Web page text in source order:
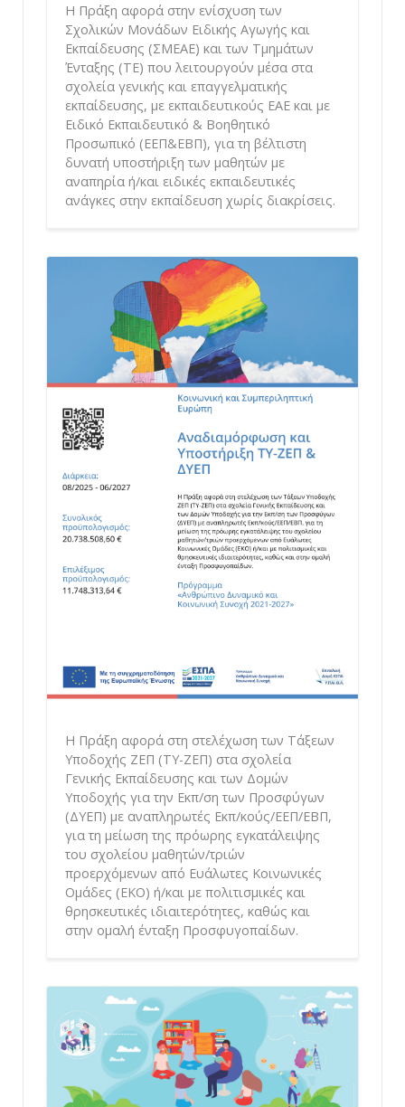
Η Πράξη αφορά στην ενίσχυση των
Σχολικών Μονάδων Ειδικής Αγωγής και
Εκπαίδευσης (ΣΜΕΑΕ) και των Τμημάτων
Ένταξης (ΤΕ) που λειτουργούν μέσα στα
σχολεία γενικής και επαγγελματικής
εκπαίδευσης, με εκπαιδευτικούς ΕΑΕ και με
Ειδικό Εκπαιδευτικό & Βοηθητικό
Προσωπικό (ΕΕΠ&ΕΒΠ), για τη βέλτιστη
δυνατή υποστήριξη των μαθητών με
αναπηρία ή/και ειδικές εκπαιδευτικές
ανάγκες στην εκπαίδευση χωρίς διακρίσεις.
Η Πράξη αφορά στη στελέχωση των Τάξεων
Υποδοχής ΖΕΠ (ΤΥ-ΖΕΠ) στα σχολεία
Γενικής Εκπαίδευσης και των Δομών
Υποδοχής για την Εκπ/ση των Προσφύγων
(ΔΥΕΠ) με αναπληρωτές Εκπ/κούς/ΕΕΠ/ΕΒΠ,
για τη μείωση της πρόωρης εγκατάλειψης
του σχολείου μαθητών/τριών
προερχόμενων από Ευάλωτες Κοινωνικές
Ομάδες (ΕΚΟ) ή/και με πολιτισμικές και
θρησκευτικές ιδιαιτερότητες, καθώς και
στην ομαλή ένταξη Προσφυγοπαίδων.